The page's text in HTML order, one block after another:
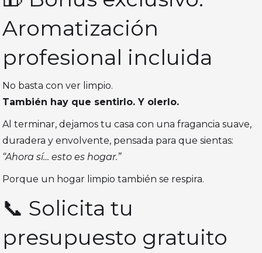
Aromatización
profesional incluida
No basta con ver limpio.
También hay que sentirlo. Y olerlo.
Al terminar, dejamos tu casa con una fragancia suave,
duradera y envolvente, pensada para que sientas:
“Ahora sí… esto es hogar.”
Porque un hogar limpio también se respira.
📞 Solicita tu
presupuesto gratuito